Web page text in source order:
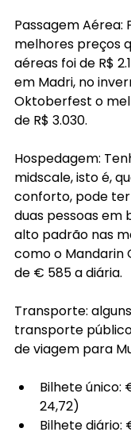
Passagem Aérea:
melhores preços
aéreas foi de R$
em Madri, no
Oktoberfest o
de R$ 3.030.
Hospedagem:
midscale, isto é,
conforto, pode
duas pessoas em
alto padrão nas
como o Mandarin
de € 585 a diária.
Transporte:
transporte
de viagem para
Bilhete único:
24,72)
Bilhete diário: